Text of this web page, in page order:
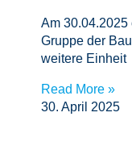
Am
Gruppe der
weitere Einheit
Read More »
30. April 2025